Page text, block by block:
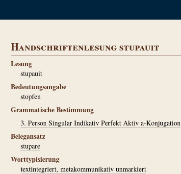
Handschriftenlesung stupauit
Lesung
stupauit
Bedeutungsangabe
stopfen
Grammatische Bestimmung
3. Person Singular Indikativ Perfekt Aktiv a-Konjugation
Belegansatz
stupare
Worttypisierung
textintegriert, metakommunikativ unmarkiert